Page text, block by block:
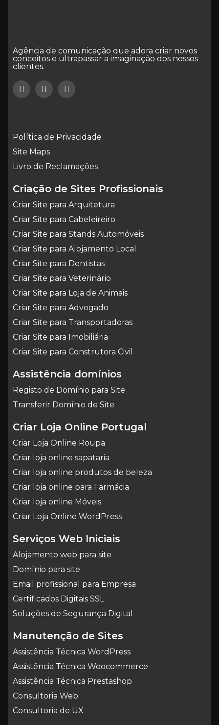
Agência de comunicação que adora criar novos
conceitos e ultrapassar a imaginação dos nossos
clientes.
Política de Privacidade
Site Maps
Livro de Reclamações
Criação de Sites Profissionais
Criar Site para Arquitetura
Criar Site para Cabeleireiro
Criar Site para Stands Automóveis
Criar Site para Alojamento Local
Criar Site para Dentistas
Criar Site para Veterinário
Criar Site para Loja de Animais
Criar Site para Advogado
Criar Site para Transportadoras
Criar Site para Imobiliária
Criar Site para Construtora Civil
Assistência domínios
Registo de Domínio para Site
Transferir Domínio de Site
Criar Loja Online Portugal
Criar Loja Online Roupa
Criar loja online sapataria
Criar loja online produtos de beleza
Criar loja online para Farmácia
Criar loja online Móveis
Criar Loja Online WordPress
Serviços Web Iniciais
Alojamento web para site
Domínio para site
Email profissional para Empresa
Certificados Digitais SSL
Soluções de Segurança Digital
Manutenção de Sites
Assistência Técnica WordPress
Assistência Técnica Woocommerce
Assistência Técnica Prestashop
Consultoria Web
Consultoria de UX